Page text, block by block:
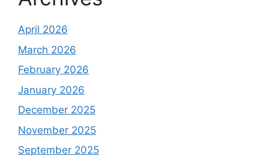
April 2026
March 2026
February 2026
January 2026
December 2025
November 2025
September 2025